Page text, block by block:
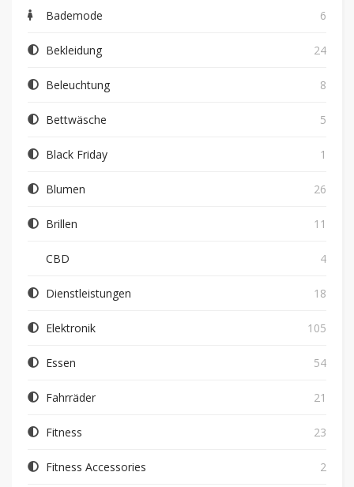
Bademode 6
Bekleidung 24
Beleuchtung 8
Bettwäsche 5
Black Friday 1
Blumen 26
Brillen 11
CBD 4
Dienstleistungen 18
Elektronik 105
Essen 54
Fahrräder 21
Fitness 23
Fitness Accessories 2